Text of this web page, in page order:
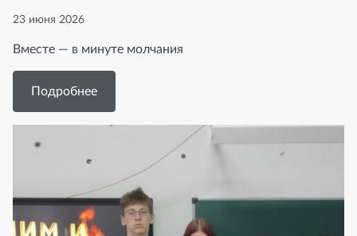
23 июня 2026
Вместе — в минуте молчания
Подробнее